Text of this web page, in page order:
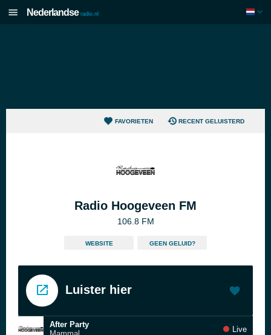
Nederlandse radio.nl
FAVORIETEN RECENT GELUISTERD
Radio Hoogeveen FM
106.8 FM
WEBSITE GEEN GELUID?
Luister hier
After Party
Live